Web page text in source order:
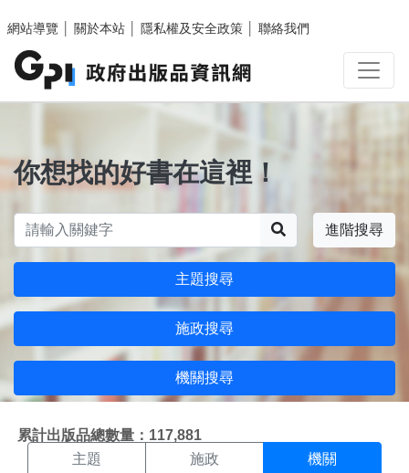
網站導覽
關於本站 隱私權及安全政策 聯絡我們
你想找的好書在這裡！
進階搜尋
主題搜尋
施政搜尋
機關搜尋
累計出版品總數量：117,881
機關搜尋結果頁面
主題 施政 機關